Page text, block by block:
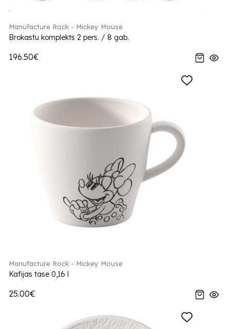
Manufacture Rock - Mickey Mouse
Brokastu komplekts 2 pers. / 8 gab.
196.50€
Manufacture Rock - Mickey Mouse
Kafijas tase 0,16 l
25.00€